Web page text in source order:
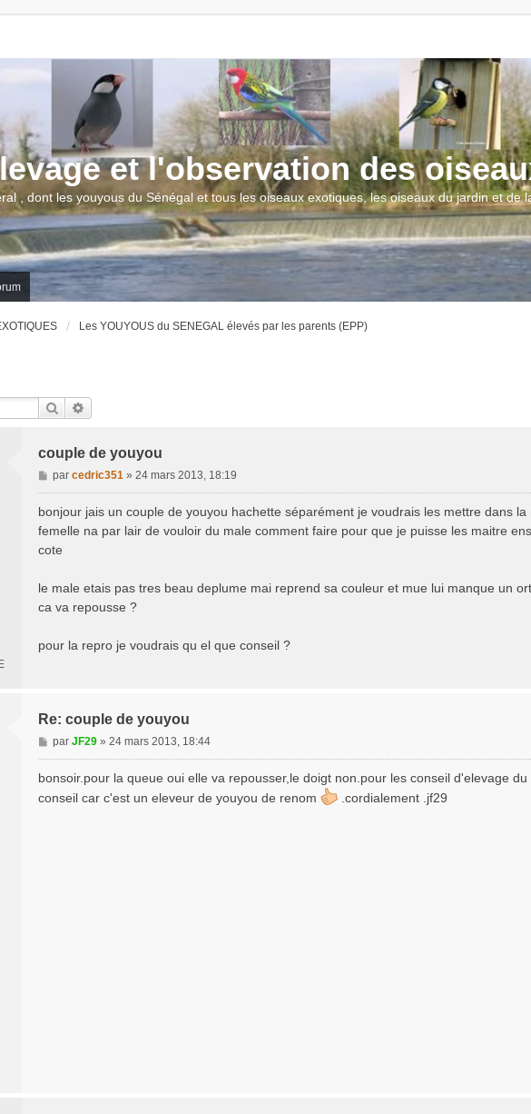
et l'observation des
, dont les youyous du Sénégal et tous les oiseaux exotiques, les oiseaux du jardin et de
Les YOUYOUS du SENEGAL élevés par les parents (EPP)
Rechercher
couple de youyou
M
e
a
g
par cedric351 » 24 mars 2013, 18:19
bonjour jais un couple de youyou hachette séparément je voudrais les mettre dans
femelle na par lair de vouloir du male comment faire pour que je puisse les maitre
cote
le male etais pas tres beau deplume mai reprend sa couleur et mue lui manque un
ca va repousse ?
pour la repro je voudrais qu el que conseil ?
Re: couple de youyou
M
e
a
par JF29» 24 mars 2013, 18:44
bonsoir.pour la queue oui elle va repousser,le doigt non.pour les conseil d'elevage
conseil car c'est un eleveur de youyou de renom
.cordialement .jf29